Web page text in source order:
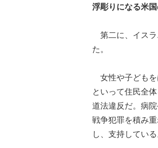
浮彫りになる米
第二に、イスラ
た。
女性や子どもを
といって住民全
道法違反だ。病
戦争犯罪を積み
し、支持している